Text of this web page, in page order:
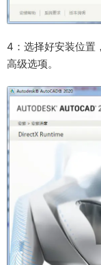
4：选择好安装位置
高级选项。